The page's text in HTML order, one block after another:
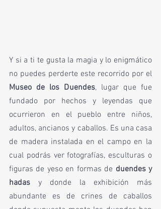
Y si a ti te gusta la magia y lo enigmático
Museo de los Duendes, lugar que fue
fundado por hechos y leyendas que
ocurrieron en el pueblo entre niños,
adultos, ancianos y caballos. Es una casa
de madera instalada en el campo en la
cual podrás ver fotografías, esculturas o
figuras de yeso en formas de duendes y
hadas y donde la exhibición más
abundante es de crines de caballos